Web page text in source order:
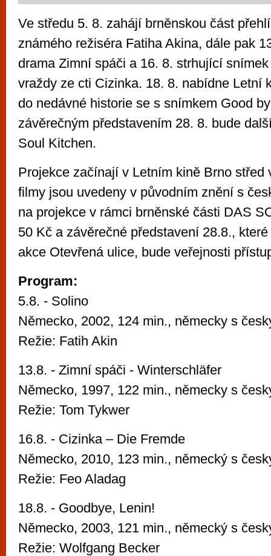
Ve středu 5. 8. zahájí brněnskou část
známého režiséra Fatiha Akina, dále pak
drama Zimní spáči a 16. 8. strhující
vraždy ze cti Cizinka. 18. 8. nabídne Letní
do nedávné historie se s snímkem Good
závěrečným představením 28. 8. bude
Soul Kitchen.
Projekce začínají v Letním kině Brno střed
filmy jsou uvedeny v původním znění s
na projekce v rámci brněnské části DAS
50 Kč a závěrečné představení 28.8.,
akce Otevřená ulice, bude veřejnosti
Program:
5.8. - Solino
Německo, 2002, 124 min., německy s
Režie: Fatih Akin
13.8. - Zimní spáči - Winterschläfer
Německo, 1997, 122 min., německy s
Režie: Tom Tykwer
16.8. - Cizinka – Die Fremde
Německo, 2010, 123 min., německý s
Režie: Feo Aladag
18.8. - Goodbye, Lenin!
Německo, 2003, 121 min., německý s
Režie: Wolfgang Becker